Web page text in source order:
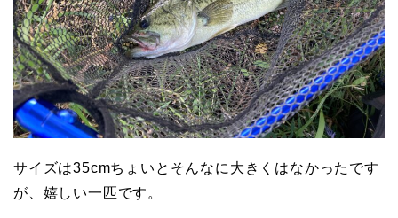
サイズは35cmちょいとそんなに大きくはなかったです
が、嬉しい一匹です。